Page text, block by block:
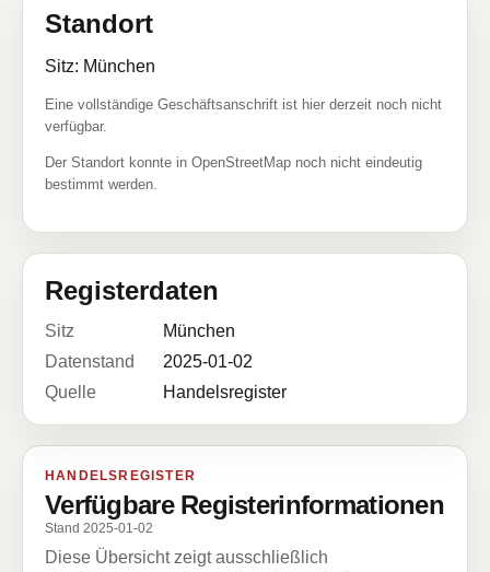
Standort
Sitz: München
Eine vollständige Geschäftsanschrift ist hier derzeit noch nicht
verfügbar.
Der Standort konnte in OpenStreetMap noch nicht eindeutig
bestimmt werden.
Registerdaten
Sitz
München
Datenstand
2025-01-02
Quelle
Handelsregister
HANDELSREGISTER
Verfügbare Registerinformationen
Stand 2025-01-02
Diese Übersicht zeigt ausschließlich